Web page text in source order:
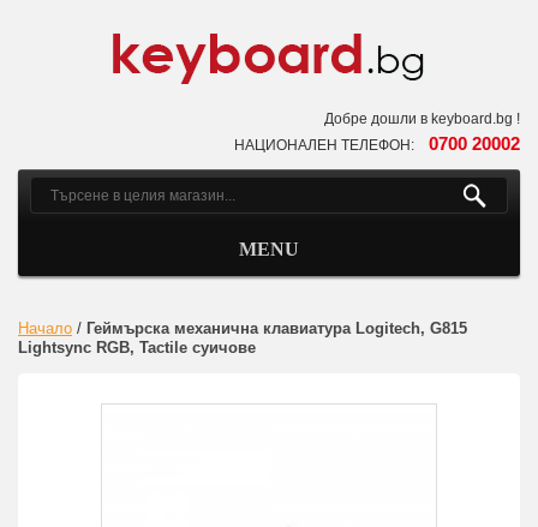
Добре дошли в keyboard.bg !
НАЦИОНАЛЕН ТЕЛЕФОН: 0700 20002
MENU
Начало / Геймърска механична клавиатура Logitech, G815
Lightsync RGB, Tactile суичове